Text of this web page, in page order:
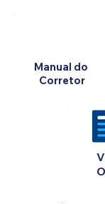
Manual do
Corretor